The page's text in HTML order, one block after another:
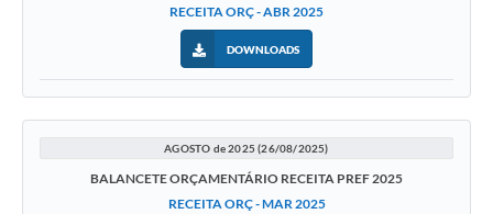
RECEITA ORÇ - ABR 2025
DOWNLOADS
AGOSTO de 2025 (26/08/2025)
BALANCETE ORÇAMENTÁRIO RECEITA PREF 2025
RECEITA ORÇ - MAR 2025